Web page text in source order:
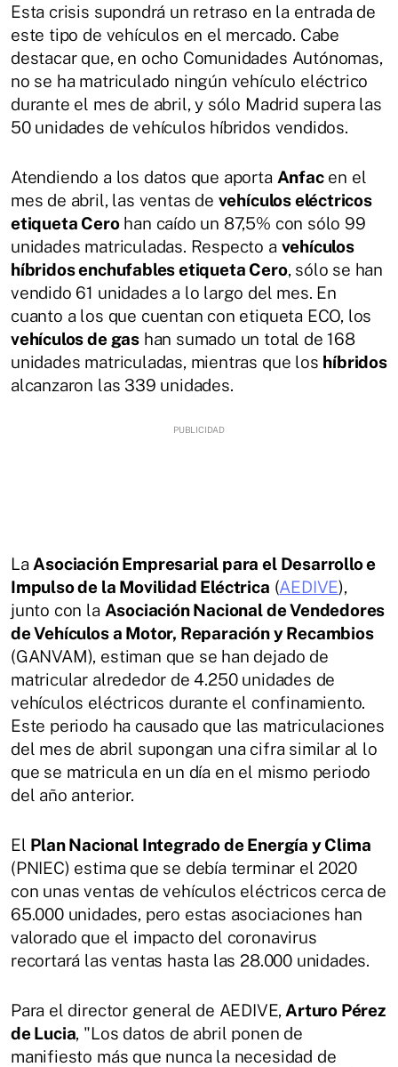
Esta crisis supondrá un retraso en la entrada de
este tipo de vehículos en el mercado. Cabe
destacar que, en ocho Comunidades Autónomas,
no se ha matriculado ningún vehículo eléctrico
durante el mes de abril, y sólo Madrid supera las
50 unidades de vehículos híbridos vendidos.
Atendiendo a los datos que aporta Anfacen el
mes de abril, las ventas de vehículos eléctricos
etiqueta Cerohan caído un 87,5% con sólo 99
unidades matriculadas. Respecto a vehículos
híbridos enchufables etiqueta Cero, sólo se han
vendido 61 unidades a lo largo del mes. En
cuanto a los que cuentan con etiqueta ECO, los
vehículos de gashan sumado un total de 168
unidades matriculadas, mientras que los híbridos
alcanzaron las 339 unidades.
La Asociación Empresarial para el Desarrollo e
Impulso de la Movilidad Eléctrica (AEDIVE),
junto con la Asociación Nacional de Vendedores
de Vehículos a Motor, Reparación y Recambios
(GANVAM), estiman que se han dejado de
matricular alrededor de 4.250 unidades de
vehículos eléctricos durante el confinamiento.
Este periodo ha causado que las matriculaciones
del mes de abril supongan una cifra similar al lo
que se matricula en un día en el mismo periodo
del año anterior.
El Plan Nacional Integrado de Energía y Clima
(PNIEC) estima que se debía terminar el 2020
con unas ventas de vehículos eléctricos cerca de
65.000 unidades, pero estas asociaciones han
valorado que el impacto del coronavirus
recortará las ventas hasta las 28.000 unidades.
Para el director general de AEDIVE, Arturo Pérez
de Lucia, "Los datos de abril ponen de
manifiesto más que nunca la necesidad de